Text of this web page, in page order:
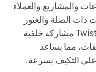
والمشاريع والعملاء
ذات الصلة والعثور
عليها. بالإضافة إلى ذلك، يتيح لك Twist مشاركة خلفية
مما يساعد
على التكيف بسرعة.